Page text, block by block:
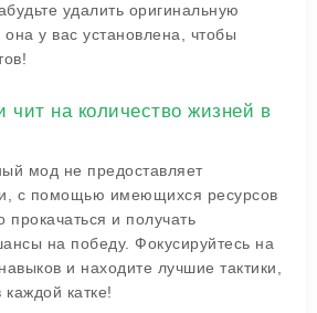
удалить оригинальную
у вас установлена, чтобы
чит на количество жизней в
мод не предоставляет
с помощью имеющихся ресурсов
и получать
на победу. Фокусируйтесь на
и находите лучшие тактики,
катке!